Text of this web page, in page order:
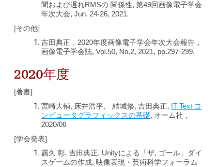
間および遅れRMSの 関係性, 第49回画像電子学会
年次大会, Jun. 24-26, 2021.
[その他]
吉田典正，2020年度画像電子学会年次大会報告，
画像電子学会誌, Vol.50, No.2, 2021, pp.297-299.
2020年度
[著書]
宮崎大輔, 床井浩平, 結城修, 吉田典正, IT Text コ
ンピュータグラフィックスの基礎, オーム社，
2020/06
[学会発表]
靏久 彰, 吉田典正, Unityによる「ザ, ゴール」ダイ
スゲームの作成, 映像表現・芸術科学フォーラム